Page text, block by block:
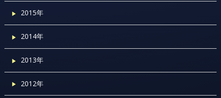
2015年
2014年
2013年
2012年